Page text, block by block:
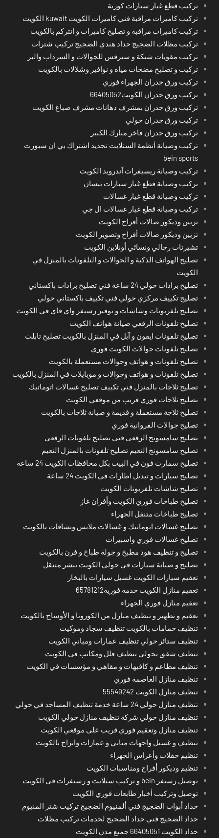
تركيب قطع غيار سيارات كورية
تركيب كاميرات مراقبة فني كاميرات الكويت kuwait الكويت
تركيب كاميرات مراقبة و تصليح كاميرات و انتركم بالكويت
تركيب مظلات الضجيج حداد هندي الضجيج تركيب شترات
تركيب مقويات شبكة و سيرفس للجوالات و السرداب والبر
تركيب و تصليح مضخات مياه و نوافير وشلالات بالكويت
تركيب ورق جدران الجهراء فوري
تركيب ورق جدران الكويت66405052
تركيب ورق جدران بمشرف دهانات مشرف صباغ الكويت
تركيب ورق جدران حولي
تركيب ورق جدران فاخر مبارك الكبير
تركيب وصيانة أنظمة الستلايت تجديد اشتراك بي ان سبورت
bein sports
تركيب وصيانة ريسيفرات آندرويد الكويت
تركيب وصيانة قطع غيار سيارات نيسان
تركيب وصيانة قطع غيار غسالات
تركيب وصيانة قطع غيار غسالات ال جي
تزيين وديكور صالات أفراح الكويت
تزيين وديكور صالات أفراح وتصوير الكويت
تشيرتات رجالي ونسائي أونلاين الكويت
تصليح الهواتف الذكية و الجوالات و التلفونات بالمنزل في
الكويت
تصليح برادات حولي 24 ساعة فني تصليح برادات باكستاني
تصليح تكييف مركزي حولي فني تكييف باكستاني حولي
تصليح تلفزيونات وشاشات و توفير رسيفر واي فاي في الكويت
تصليح تلفونات الرقعي صيانة هواتف الكويت
تصليح تلفونات ايفون و آبل في المنزل بالكويت تصليح تابلت
تصليح تلفونات جوالات الكويت فوري
تصليح تلفونات و هواتف وجوالات مستعملة بالكويت
تصليح تلفونات و هواتف وجوالات و موبايلات في المنزل بالكويت
تصليح ثلاجات بالمنزل فني تكييف تصليح غسالات اتوماتيك
تصليح ثلاجات فوري قريب من موقعي الكويت
تصليح ثلاجة مستعملة و قديمة و صيانة ثلاجات بالكويت
تصليح جوالات الفروانية فوري
تصليح سامسونج الرقعي فني تصليح تلفونات الرقعي
تصليح سامسونج النعيم تصليح تلفونات بالمنزل النعيم
تصليح سمارت فون في البيت بكل محافظات الكويت 24 ساعة
تصليح سيارات و تبديل اطارات في الكويت 24 ساعة
تصليح شاشات تلفزيونات الكويت
تصليح طباخات فوري الكويت وأفران غاز
تصليح طباخات متنقل الجهراء
تصليح غسالات اتوماتيك و غسالات ملابس ونشافات بالكويت
تصليح غسالات فوري واسبيرات
تصليح و تنظيف هود مطبخ و جولة طباخ و فرن بالكويت
تصليح و صيانة سيارات في حولي الكويت بنشر متنقل
تعقيم سيارات الكويت غسيل سيارات بالبخار
تعقيم منازل الكويت خدمة فورية65781212
تعقيم منازل فوري الجهراء
تعقيم و تطهير و تنظيف منازل من الكورونا و الأوساخ بالكويت
تنظيف حمامات بالكويت تنظيف سجاد وموكيت
تنظيف ستائر حولي تنظيف عمارات ومباني الكويت
تنظيف شقق بحولي تنظيف فلل ومكاتب في الكويت
تنظيف مطاعم و كافيهات و مقاهي و مؤسسات في الكويت
تنظيف منازل العاصمة فوري
تنظيف منازل الكويت 55549242
تنظيف منازل حولي 24 ساعة خدمة تنظيف المساجد في حولي
تنظيف منازل حولي شركة تنظيف منازل حولي الكويت
تنظيف منازل وتعقيم فوري قريب على موقعي الكويت
تنظيف و غسيل واجهات مباني و عمارات وابراج بالكويت
تنظيم حفلات وأعراس الجهراء
تنظيم وديكور أفراح ومناسبات الكويت
توصيل رسيفر bein و تركيب ستلايت و رسيفرات في الكويت
توصيل وتركيب أخبار طابعات فوري الكويت
حداد أبواب الضجيج فني ألمنيوم الضجيج تركيب شتر المنيوم
حداد الضجيج فني حداد الضجيج لخدمات تركيب مظلات
حداد الكويت 66405051 جميع مدن الكويت